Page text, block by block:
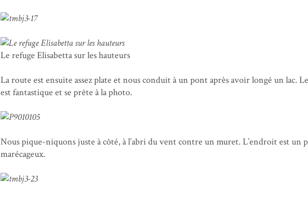
Le refuge Elisabetta sur les hauteurs
La route est ensuite assez plate et nous conduit à un pont après avoir longé un lac.
est fantastique et se prête à la photo.
Nous pique-niquons juste à côté, à l’abri du vent contre un muret. L’endroit est un
marécageux.